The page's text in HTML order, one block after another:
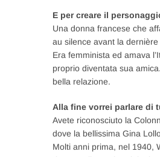
E per creare il
Una donna francese che
au silence avant la
Era femminista ed amava
proprio diventata sua
bella relazione.
Alla fine vorrei parlare di
Avete riconosciuto la
dove la bellissima Gina
Molti anni prima, nel 1940,